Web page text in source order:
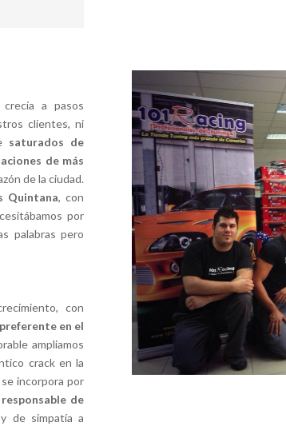
a pasos
clientes, ni
saturados de
de más
de la ciudad.
Quintana, con
por
palabras pero
con
en el
ampliamos
crack en la
incorpora por
responsable de
de simpatía a